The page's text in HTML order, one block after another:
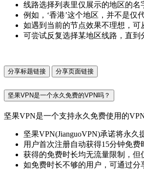
线路选择列表里仅展示的地区的名
例如，‘香港’这个地区，并不是仅
如遇到当前的节点效果不理想，可
可尝试反复选择某地区线路，直到
分享标题链接 分享页面链接
坚果VPN是一个永久免费的VPN吗？
坚果VPN是一个支持永久免费使用的
坚果VPN(JianguoVPN)承诺将永
用户首次注册自动获得15分钟免费
获得的免费时长均无流量限制，但
如免费时长不够的用户，可通过分